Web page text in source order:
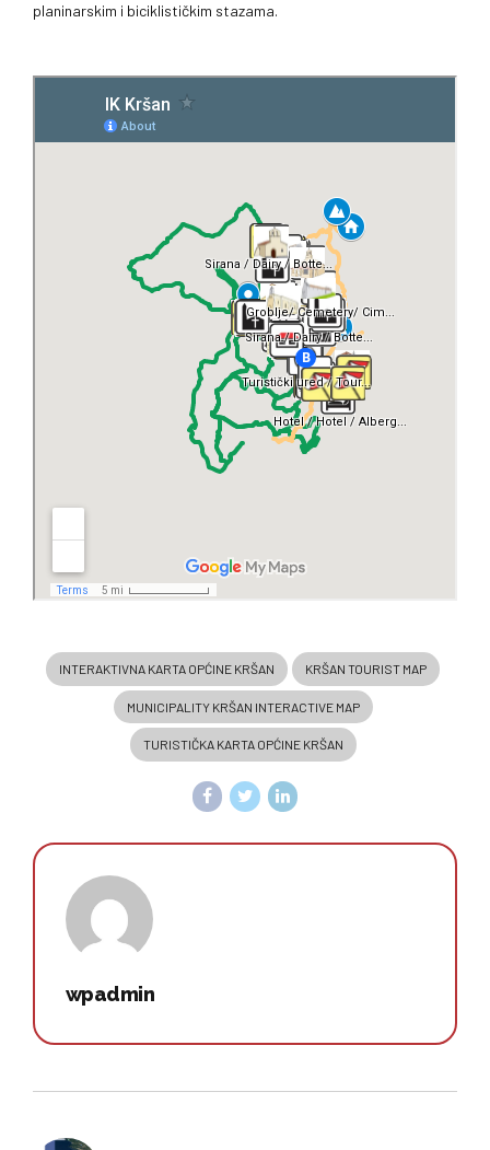
planinarskim i biciklističkim stazama.
INTERAKTIVNA KARTA OPĆINE KRŠAN KRŠAN TOURIST MAP
MUNICIPALITY KRŠAN INTERACTIVE MAP
TURISTIČKA KARTA OPĆINE KRŠAN
wpadmin